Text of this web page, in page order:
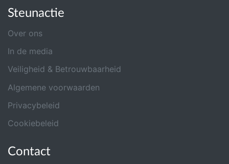
Steunactie
Over ons
In de media
Veiligheid & Betrouwbaarheid
Algemene voorwaarden
Privacybeleid
Cookiebeleid
Contact